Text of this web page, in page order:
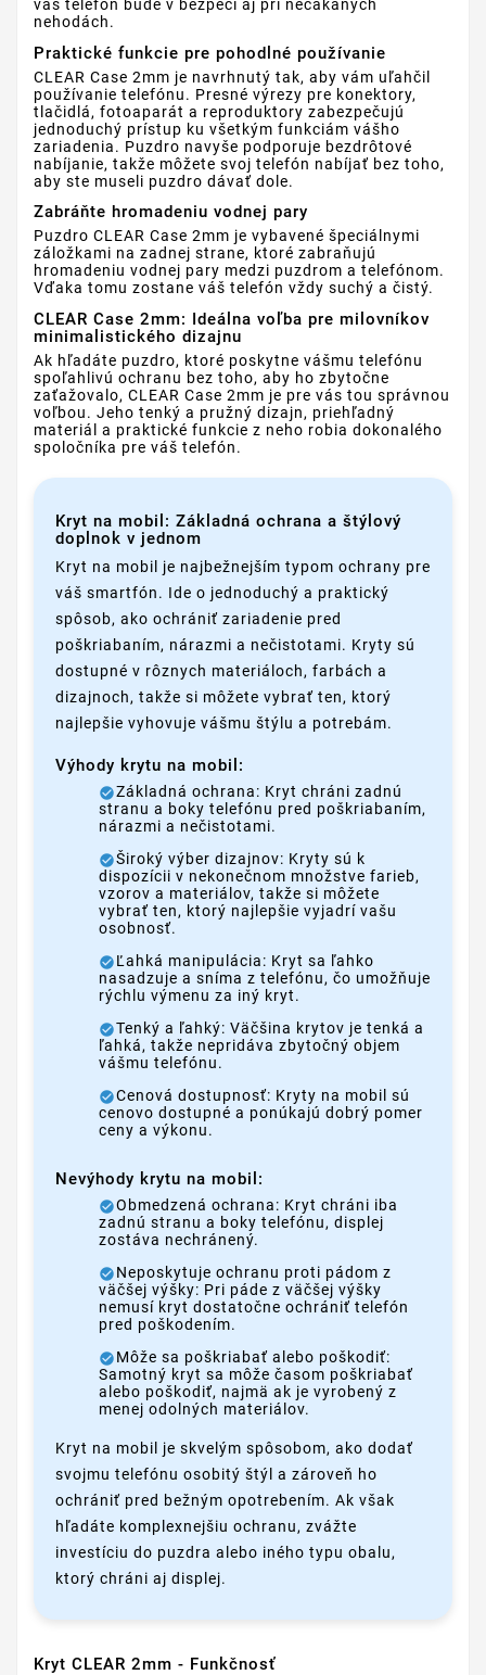
váš telefón bude v bezpečí aj pri nečakaných
nehodách.
Praktické funkcie pre pohodlné používanie
CLEAR Case 2mm je navrhnutý tak, aby vám uľahčil
používanie telefónu. Presné výrezy pre konektory,
tlačidlá, fotoaparát a reproduktory zabezpečujú
jednoduchý prístup ku všetkým funkciám vášho
zariadenia. Puzdro navyše podporuje bezdrôtové
nabíjanie, takže môžete svoj telefón nabíjať bez toho,
aby ste museli puzdro dávať dole.
Zabráňte hromadeniu vodnej pary
Puzdro CLEAR Case 2mm je vybavené špeciálnymi
záložkami na zadnej strane, ktoré zabraňujú
hromadeniu vodnej pary medzi puzdrom a telefónom.
Vďaka tomu zostane váš telefón vždy suchý a čistý.
CLEAR Case 2mm: Ideálna voľba pre milovníkov
minimalistického dizajnu
Ak hľadáte puzdro, ktoré poskytne vášmu telefónu
spoľahlivú ochranu bez toho, aby ho zbytočne
zaťažovalo, CLEAR Case 2mm je pre vás tou správnou
voľbou. Jeho tenký a pružný dizajn, priehľadný
materiál a praktické funkcie z neho robia dokonalého
spoločníka pre váš telefón.
Kryt na mobil: Základná ochrana a štýlový
doplnok v jednom
Kryt na mobil je najbežnejším typom ochrany pre
váš smartfón. Ide o jednoduchý a praktický
spôsob, ako ochrániť zariadenie pred
poškriabaním, nárazmi a nečistotami. Kryty sú
dostupné v rôznych materiáloch, farbách a
dizajnoch, takže si môžete vybrať ten, ktorý
najlepšie vyhovuje vášmu štýlu a potrebám.
Výhody krytu na mobil:
Základná ochrana: Kryt chráni zadnú
stranu a boky telefónu pred poškriabaním,
nárazmi a nečistotami.
Široký výber dizajnov: Kryty sú k
dispozícii v nekonečnom množstve farieb,
vzorov a materiálov, takže si môžete
vybrať ten, ktorý najlepšie vyjadrí vašu
osobnosť.
Ľahká manipulácia: Kryt sa ľahko
nasadzuje a sníma z telefónu, čo umožňuje
rýchlu výmenu za iný kryt.
Tenký a ľahký: Väčšina krytov je tenká a
ľahká, takže nepridáva zbytočný objem
vášmu telefónu.
Cenová dostupnosť: Kryty na mobil sú
cenovo dostupné a ponúkajú dobrý pomer
ceny a výkonu.
Nevýhody krytu na mobil:
Obmedzená ochrana: Kryt chráni iba
zadnú stranu a boky telefónu, displej
zostáva nechránený.
Neposkytuje ochranu proti pádom z
väčšej výšky: Pri páde z väčšej výšky
nemusí kryt dostatočne ochrániť telefón
pred poškodením.
Môže sa poškriabať alebo poškodiť:
Samotný kryt sa môže časom poškriabať
alebo poškodiť, najmä ak je vyrobený z
menej odolných materiálov.
Kryt na mobil je skvelým spôsobom, ako dodať
svojmu telefónu osobitý štýl a zároveň ho
ochrániť pred bežným opotrebením. Ak však
hľadáte komplexnejšiu ochranu, zvážte
investíciu do puzdra alebo iného typu obalu,
ktorý chráni aj displej.
Kryt CLEAR 2mm - Funkčnosť